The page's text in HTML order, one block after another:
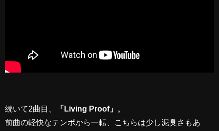
続いて2曲目、 「Living Proof」
前曲の軽快なテンポから一転、こちらは少し泥臭さもあ